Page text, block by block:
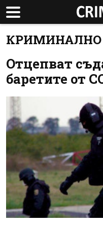
КРИМИНАЛНО
Отцепват
баретите от